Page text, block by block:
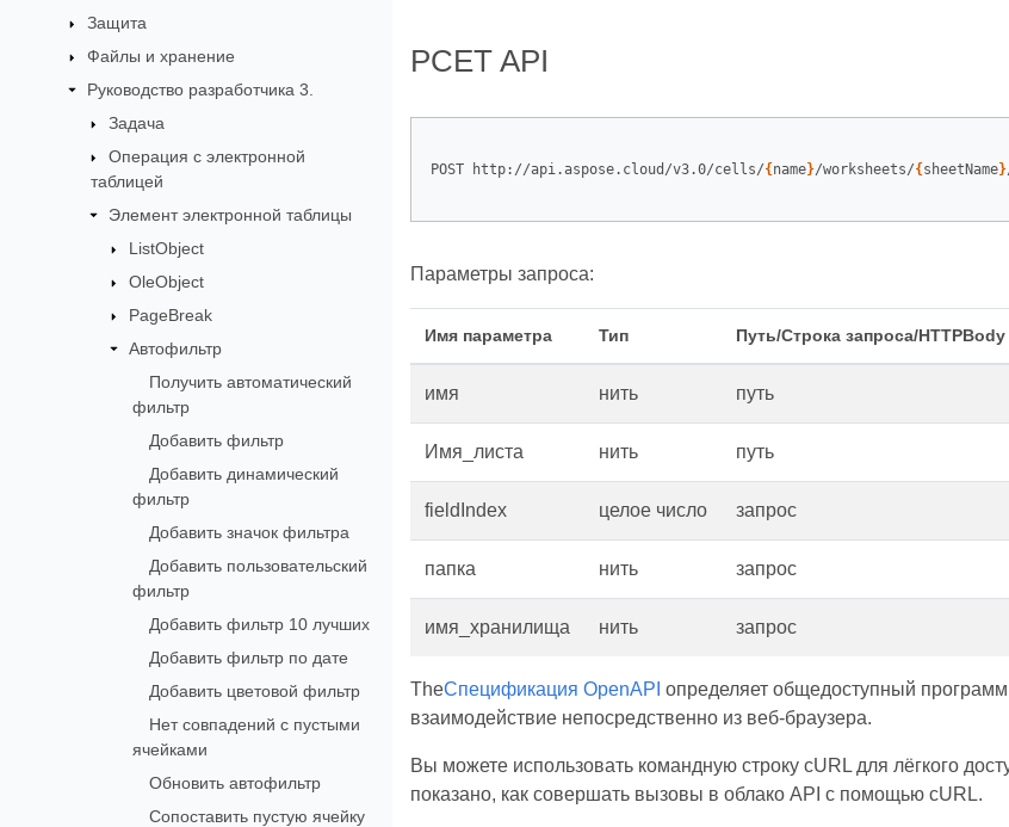
Защита
Файлы и хранение
Руководство разработчика 3.
Задача
Операция с электронной
таблицей
Элемент электронной таблицы
ListObject
OleObject
PageBreak
Автофильтр
Получить автоматический
фильтр
Добавить фильтр
Добавить динамический
фильтр
Добавить значок фильтра
Добавить пользовательский
фильтр
Добавить фильтр 10 лучших
Добавить фильтр по дате
Добавить цветовой фильтр
Нет совпадений с пустыми
ячейками
Обновить автофильтр
Сопоставить пустую ячейку
РСЕT API
POST http://api.aspose.cloud/v3.0/cells/{ name}/worksheets/{ sheetName}
Параметры запроса:
Имя параметра Тип Путь/Строка запроса/HTTPBody
имя нить путь
Имя_листа нить путь
fieldIndex целое число запрос
папка нить запрос
имя_хранилища нить запрос
TheСпецификация OpenAPI определяет общедоступный
взаимодействие непосредственно из веб-браузера.
Вы можете использовать командную строку cURL для лёгкого
показано, как совершать вызовы в облако API с помощью cURL.